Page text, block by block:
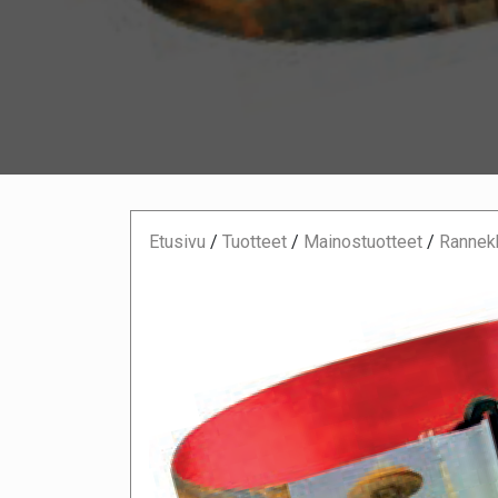
Etusivu / Tuotteet / Mainostuotteet /